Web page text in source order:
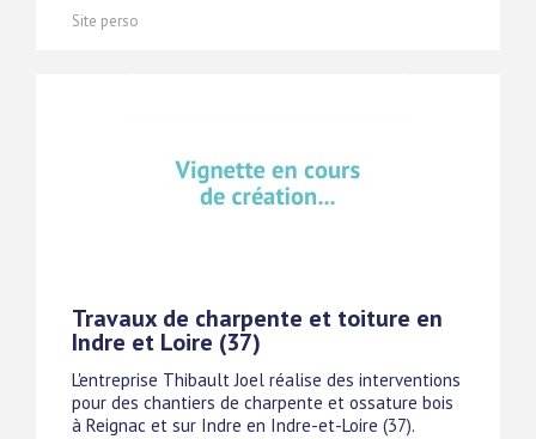
Site perso
Travaux de charpente et toiture en
Indre et Loire (37)
L'entreprise Thibault Joel réalise des interventions
pour des chantiers de charpente et ossature bois
à Reignac et sur Indre en Indre-et-Loire (37).